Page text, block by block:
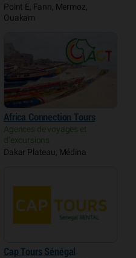
Point E, Fann, Mermoz,
Ouakam
Africa Connection Tours
Agences de voyages et
d’excursions
Dakar Plateau, Médina
Cap Tours Sénégal